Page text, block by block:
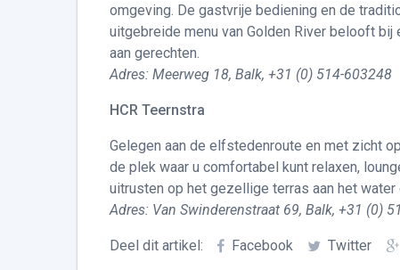
omgeving. De gastvrije bediening en de
uitgebreide menu van Golden River belooft
aan gerechten.
Adres: Meerweg 18, Balk, +31 (0) 514-603248
HCR Teernstra
Gelegen aan de elfstedenroute en met zicht
de plek waar u comfortabel kunt relaxen,
uitrusten op het gezellige terras aan het
Adres: Van Swinderenstraat 69, Balk, +31 (0)
Deel dit artikel: Facebook Twitter